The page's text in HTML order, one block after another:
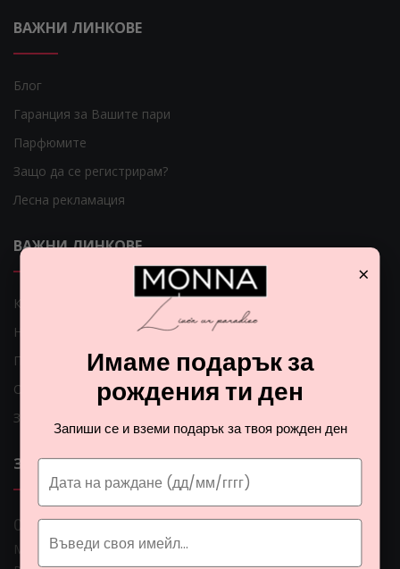
ВАЖНИ ЛИНКОВЕ
Блог
Гаранция за Вашите пари
Парфюмите
Защо да се регистрирам?
Лесна рекламация
ВАЖНИ ЛИНКОВЕ
Как мога да платя?
Начини на доставка
Проблеми с доставката
Общи условия
Защита на личните данни
ЗА НАС
0 888 0 66662
Монна Интернешънъл ЕООД, ЕИК: BG206774951
×
Имаме подарък за
рождения ти ден
Запиши се и вземи подарък за твоя рожден ден